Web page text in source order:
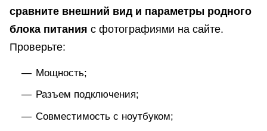
сравните внешний вид и параметры родного
блока питания с фотографиями на сайте.
Проверьте:
Мощность;
Разъем подключения;
Совместимость с ноутбуком;